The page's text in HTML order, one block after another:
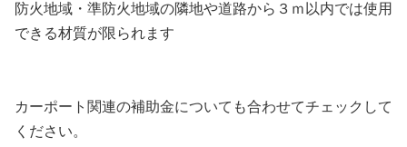
防火地域・準防火地域の隣地や道路から３ｍ以内では使用
できる材質が限られます
カーポート関連の補助金についても合わせてチェックして
ください。